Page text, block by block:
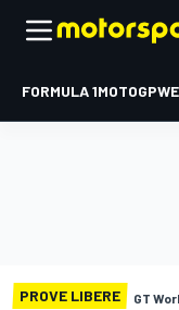
FORMULA 1MOTOGP
PROVE LIBERE GT